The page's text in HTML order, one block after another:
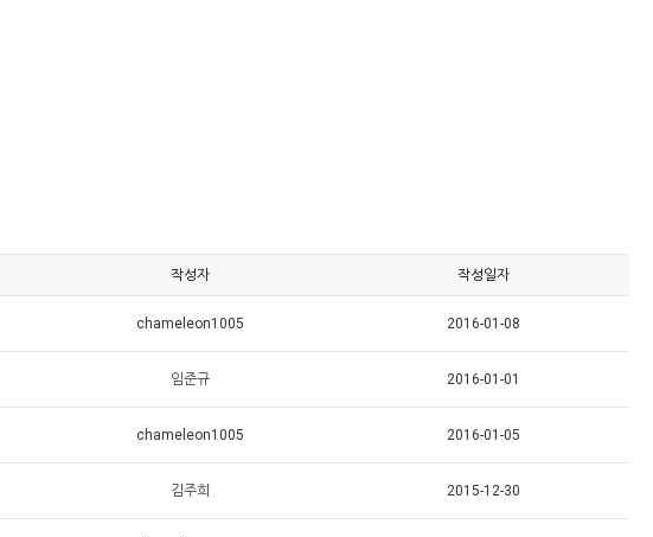
작성자 작성일자
chameleon1005 2016-01-08
임준규 2016-01-01
chameleon1005 2016-01-05
김주희 2015-12-30